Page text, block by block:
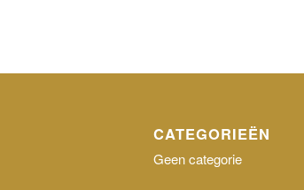
CATEGORIEËN
Geen categorie